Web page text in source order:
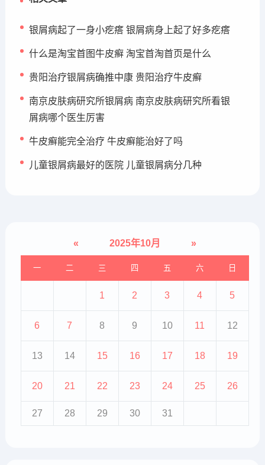
银屑病起了一身小疙瘩 银屑病身上起了好多疙瘩
什么是淘宝首图牛皮癣 淘宝首淘首页是什么
贵阳治疗银屑病确推中康 贵阳治疗牛皮癣
南京皮肤病研究所银屑病 南京皮肤病研究所看银
屑病哪个医生厉害
牛皮癣能完全治疗 牛皮癣能治好了吗
儿童银屑病最好的医院 儿童银屑病分几种
« 2025年10月 »
一 二 三 四 五 六 日
1 2 3 4 5
6 7 8 9 10 11 12
13 14 15 16 17 18 19
20 21 22 23 24 25 26
27 28 29 30 31